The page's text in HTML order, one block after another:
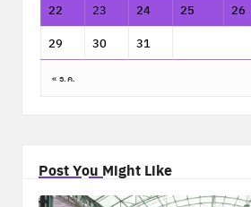
22
23 24 25 26
29
30 31
« ธ.ค.
Post You Might Like